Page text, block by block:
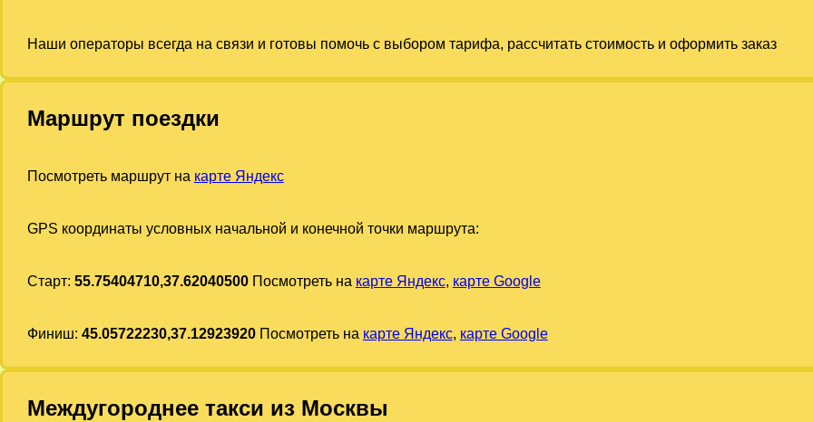
Наши операторы всегда на связи и готовы помочь с выбором тарифа, рассчитать стоимость и оформить заказ
Маршрут поездки
Посмотреть маршрут на карте Яндекс
GPS координаты условных начальной и конечной точки маршрута:
Старт: 55.75404710,37.62040500Посмотреть на карте Яндекс, карте Google
Финиш: 45.05722230,37.12923920Посмотреть на карте Яндекс, карте Google
Междугороднее такси из Москвы